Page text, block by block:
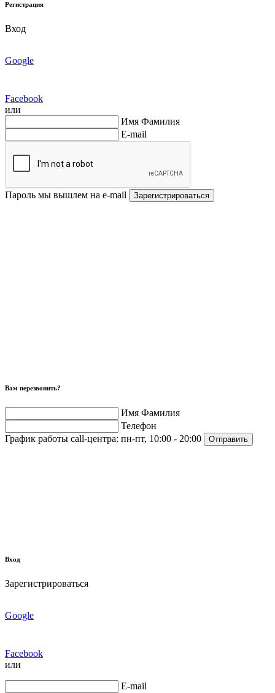
Регистрация
Вход
Google
Facebook
или
Имя Фамилия
E-mail
Пароль мы вышлем на e-mail Зарегистрироваться
Вам перезвонить?
Имя Фамилия
Телефон
График работы call-центра: пн-пт, 10:00 - 20:00 Отправить
Вход
Зарегистрироваться
Google
Facebook
или
E-mail